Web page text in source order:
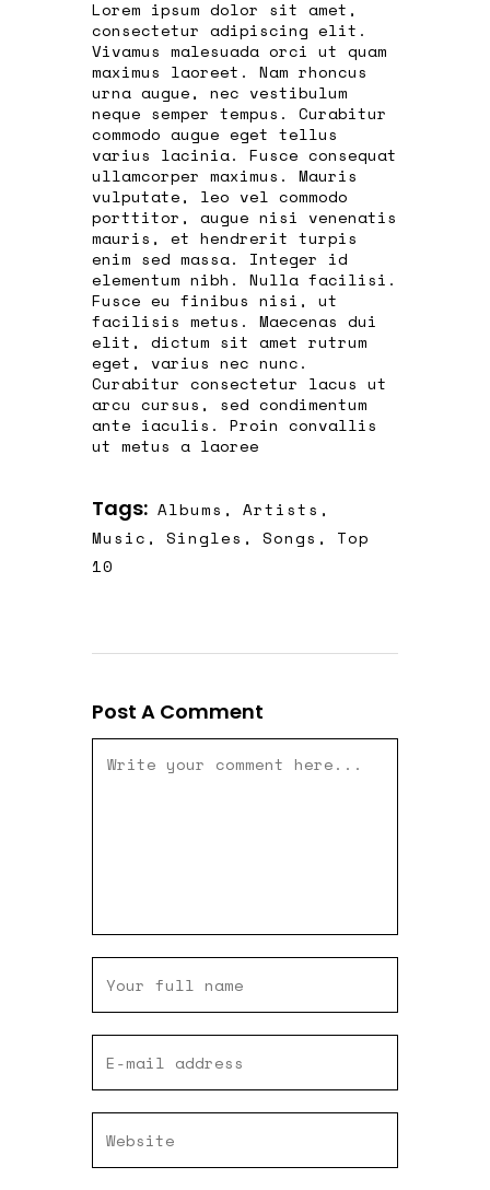
Lorem ipsum dolor sit amet,
consectetur adipiscing elit.
Vivamus malesuada orci ut quam
maximus laoreet. Nam rhoncus
urna augue, nec vestibulum
neque semper tempus. Curabitur
commodo augue eget tellus
varius lacinia. Fusce consequat
ullamcorper maximus. Mauris
vulputate, leo vel commodo
porttitor, augue nisi venenatis
mauris, et hendrerit turpis
enim sed massa. Integer id
elementum nibh. Nulla facilisi.
Fusce eu finibus nisi, ut
facilisis metus. Maecenas dui
elit, dictum sit amet rutrum
eget, varius nec nunc.
Curabitur consectetur lacus ut
arcu cursus, sed condimentum
ante iaculis. Proin convallis
ut metus a laoree
Tags: Albums , Artists ,
Music , Singles , Songs , Top
10
Post A Comment